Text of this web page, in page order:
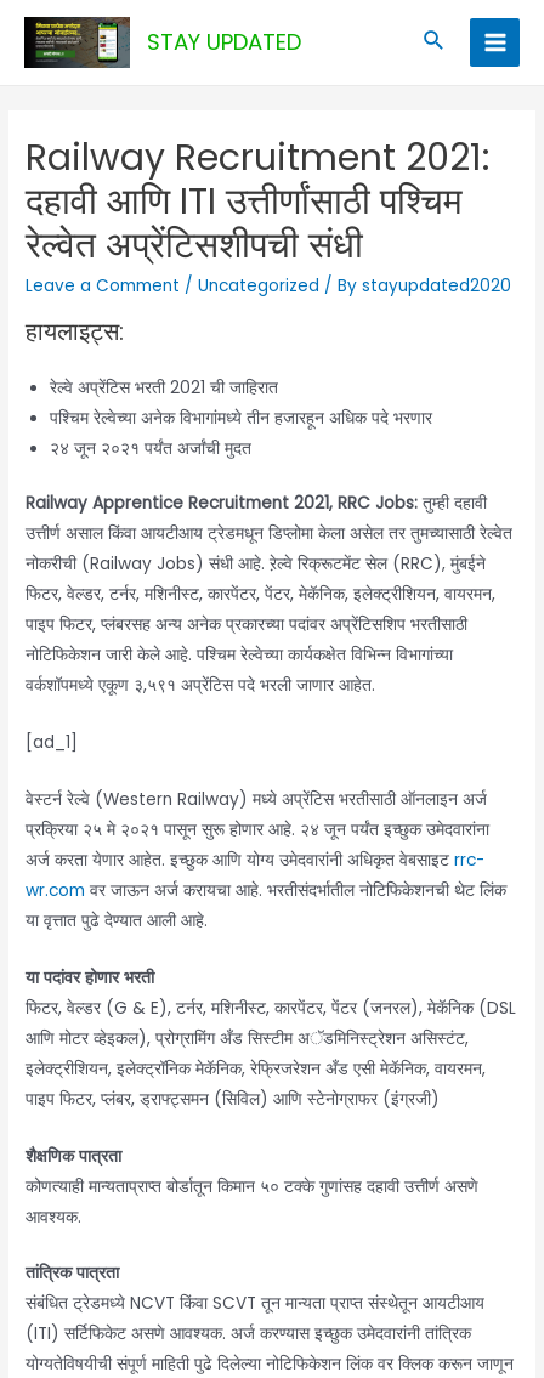
Skip
content
STAY UPDATED Search
Main
Railway Recruitment 2021:
दहावी आणि ITI उत्तीर्णांसाठी पश्चिम
रेल्वेत अप्रेंटिसशीपची संधी
Leave a Comment /Uncategorized / Bystayupdated2020
हायलाइट्स:
रेल्वे अप्रेंटिस भरती 2021 ची जाहिरात
पश्चिम रेल्वेच्या अनेक विभागांमध्ये तीन हजारहून अधिक पदे भरणार
२४ जून २०२१ पर्यंत अर्जांची मुदत
Railway Apprentice Recruitment 2021, RRC Jobs: तुम्ही दहावी
उत्तीर्ण असाल किंवा आयटीआय ट्रेडमधून डिप्लोमा केला असेल तर तुमच्यासाठी रेल्वेत
नोकरीची (Railway Jobs) संधी आहे. रे़ल्वे रिक्रूटमेंट सेल (RRC), मुंबईने
फिटर, वेल्डर, टर्नर, मशिनीस्ट, कारपेंटर, पेंटर, मेकॅनिक, इलेक्ट्रीशियन, वायरमन,
पाइप फिटर, प्लंबरसह अन्य अनेक प्रकारच्या पदांवर अप्रेंटिसशिप भरतीसाठी
नोटिफिकेशन जारी केले आहे. पश्चिम रेल्वेच्या कार्यकक्षेत विभिन्न विभागांच्या
वर्कशॉपमध्ये एकूण ३,५९१ अप्रेंटिस पदे भरली जाणार आहेत.
[ad_1]
वेस्टर्न रेल्वे (Western Railway) मध्ये अप्रेंटिस भरतीसाठी ऑनलाइन अर्ज
प्रक्रिया २५ मे २०२१ पासून सुरू होणार आहे. २४ जून पर्यंत इच्छुक उमेदवारांना
अर्ज करता येणार आहेत. इच्छुक आणि योग्य उमेदवारांनी अधिकृत वेबसाइटrrc-
wr.com वर जाऊन अर्ज करायचा आहे. भरतीसंदर्भातील नोटिफिकेशनची थेट लिंक
या वृत्तात पुढे देण्यात आली आहे.
या पदांवर होणार भरती
फिटर, वेल्डर (G & E), टर्नर, मशिनीस्ट, कारपेंटर, पेंटर (जनरल), मेकॅनिक (DSL
आणि मोटर व्हेइकल), प्रोग्रामिंग अँड सिस्टीम अॅडमिनिस्ट्रेशन असिस्टंट,
इलेक्ट्रीशियन, इलेक्ट्रॉनिक मेकॅनिक, रेफ्रिजरेशन अँड एसी मेकॅनिक, वायरमन,
पाइप फिटर, प्लंबर, ड्राफ्ट्समन (सिविल) आणि स्टेनोग्राफर (इंग्रजी)
शैक्षणिक पात्रता
कोणत्याही मान्यताप्राप्त बोर्डातून किमान ५० टक्के गुणांसह दहावी उत्तीर्ण असणे
आवश्यक.
तांत्रिक पात्रता
संबंधित ट्रेडमध्ये NCVT किंवा SCVT तून मान्यता प्राप्त संस्थेतून आयटीआय
(ITI) सर्टिफिकेट असणे आवश्यक. अर्ज करण्यास इच्छुक उमेदवारांनी तांत्रिक
योग्यतेविषयीची संपूर्ण माहिती पुढे दिलेल्या नोटिफिकेशन लिंक वर क्लिक करून जाणून